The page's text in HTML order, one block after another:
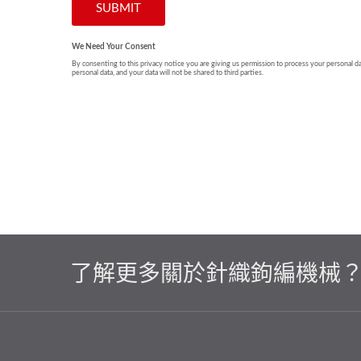
了解更多關於針織鉤編機械